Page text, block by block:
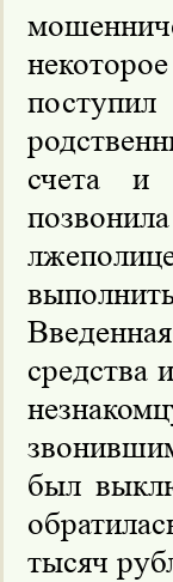
счета и
средства
был
тысяч